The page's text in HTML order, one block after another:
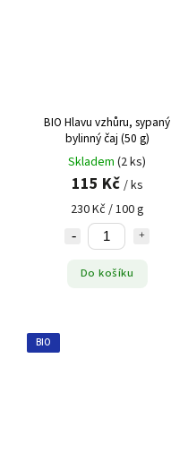
BIO Hlavu vzhůru, sypaný
bylinný čaj (50 g)
Skladem (2 ks)
115 Kč / ks
230 Kč / 100 g
Do košíku
BIO